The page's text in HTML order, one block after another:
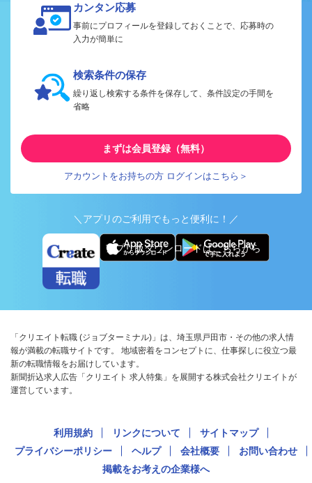
カンタン応募
事前にプロフィールを登録しておくことで、応募時の
入力が簡単に
検索条件の保存
繰り返し検索する条件を保存して、条件設定の手間を
省略
まずは会員登録（無料）
アカウントをお持ちの方 ログインはこちら＞
＼アプリのご利用でもっと便利に！／
アプリ版ダウンロードはこちらから
「クリエイト転職 (ジョブターミナル)」は、埼玉県戸田市・その他の求人情
報が満載の転職サイトです。 地域密着をコンセプトに、仕事探しに役立つ最
新の転職情報をお届けしています。
新聞折込求人広告「クリエイト 求人特集」を展開する株式会社クリエイトが
運営しています。
利用規約 リンクについて
サイトマップ
プライバシーポリシー
ヘルプ 会社概要
お問い合わせ
掲載をお考えの企業様へ